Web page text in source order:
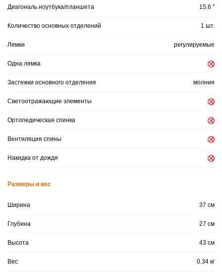
Диагональ ноутбука/планшета 15.6 "
Количество основных отделений 1 шт.
Лямки регулируемые
Одна лямка
Застежки основного отделения молния
Светоотражающие элементы
Ортопедическая спинка
Вентиляция спины
Накидка от дождя
Размеры и вес
Ширина 37 см
Глубина 27 см
Высота 43 см
Вес 0.34 кг